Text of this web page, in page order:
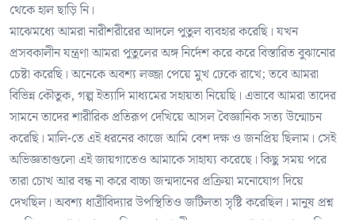
থেকে হাল ছাড়ি নি।
মাঝেমধ্যে আমরা নারীশরীরের আদলে পুতুল ব্যবহার করেছি। যখন
প্রসবকালীন যন্ত্রণা আমরা পুতুলের অঙ্গ নির্দেশ করে করে বিস্তারিত বুঝানোর
চেষ্টা করেছি। অনেকে অবশ্য লজ্জা পেয়ে মুখ ঢেকে রাখে; তবে আমরা
বিভিন্ন কৌতুক, গল্প ইত্যাদি মাধ্যমের সহায়তা নিয়েছি। এভাবে আমরা তাদের
সামনে তাদের শারীরিক প্রতিরূপ দেখিয়ে আসল বৈজ্ঞানিক সত্য উন্মোচন
করেছি। মালি-তে এই ধরনের কাজে আমি বেশ দক্ষ ও জনপ্রিয় ছিলাম। সেই
অভিজ্ঞতাগুলো এই জায়গাতেও আমাকে সাহায্য করেছে। কিছু সময় পরে
তারা চোখ আর বন্ধ না করে বাচ্চা জন্মদানের প্রক্রিয়া মনোযোগ দিয়ে
দেখছিল। অবশ্য ধাত্রীবিদ্যার উপস্থিতিও জটিলতা সৃষ্টি করেছিল। মানুষ প্রশ্ন